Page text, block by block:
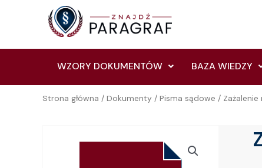
WZORY DOKUMENTÓW BAZA WIEDZY
Strona główna / Dokumenty / Pisma sądowe /